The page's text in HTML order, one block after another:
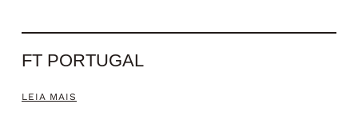
FT PORTUGAL
LEIA MAIS